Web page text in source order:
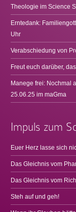
Theologie im Science
Erntedank:
Uhr
Verabschiedung von
Freut euch darüber,
Manege frei: Nochmal
25.06.25 im maGma
Impuls zum
Euer Herz lasse sich
Das Gleichnis vom
Das Gleichnis vom
Steh auf und geh!